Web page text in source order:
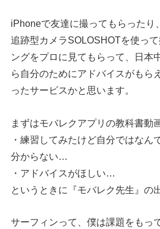
iPhoneで友達に撮ってもらったり
追跡型カメラSOLOSHOTを使っ
ングをプロに見てもらって、日本
ら自分のためにアドバイスがもら
ったサービスかと思います。
まずはモバレクアプリの教科書動
・練習してみたけど自分ではなん
分からない…
・アドバイスがほしい…
というときに『モバレク先生』の
サーフィンって、僕は課題をもっ